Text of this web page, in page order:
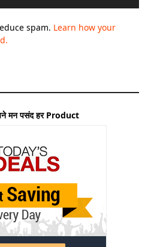
spam. Learn how your
मन पसंद हर Product